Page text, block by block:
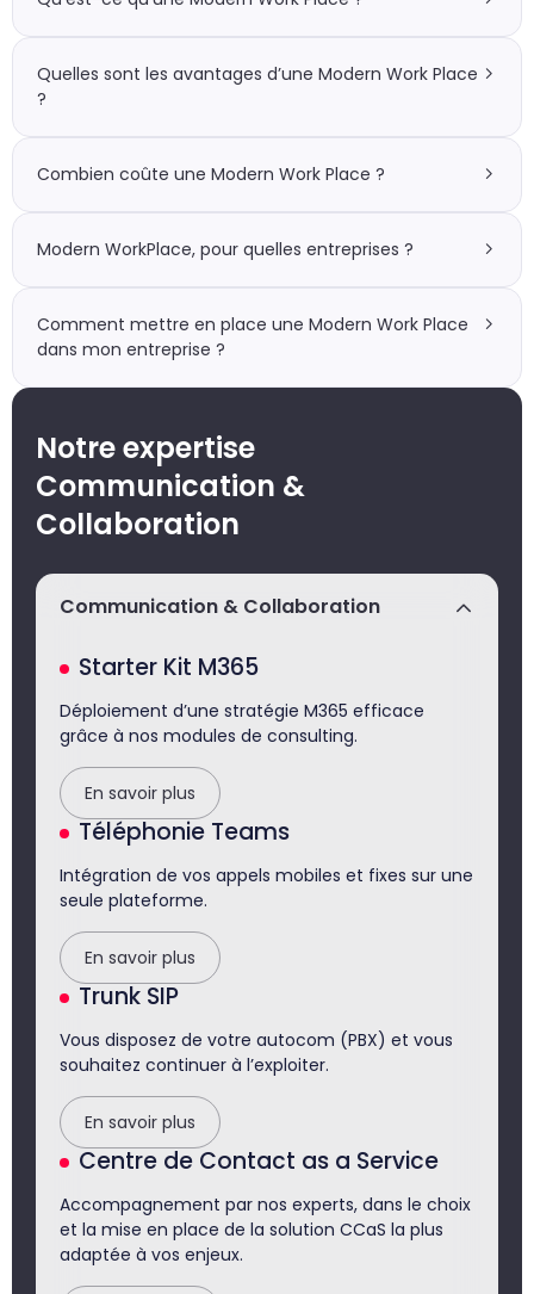
Quelles sont les avantages d’une Modern Work Place
?
Combien coûte une Modern Work Place ?
Modern WorkPlace, pour quelles entreprises ?
Comment mettre en place une Modern Work Place
dans mon entreprise ?
Notre expertise
Communication &
Collaboration
Communication & Collaboration
Starter Kit M365
Déploiement d’une stratégie M365 efficace
grâce à nos modules de consulting.
En savoir plus
Téléphonie Teams
Intégration de vos appels mobiles et fixes sur une
seule plateforme.
En savoir plus
Trunk SIP
Vous disposez de votre autocom (PBX) et vous
souhaitez continuer à l’exploiter.
En savoir plus
Centre de Contact as a Service
Accompagnement par nos experts, dans le choix
et la mise en place de la solution CCaS la plus
adaptée à vos enjeux.